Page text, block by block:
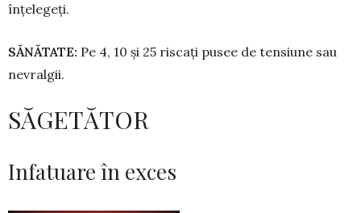
înțelegeți.
SĂNĂTATE: Pe 4, 10 şi 25 riscați pusee de ten­siu­ne sau
nevralgii.
SĂGETĂTOR
Infatuare în exces